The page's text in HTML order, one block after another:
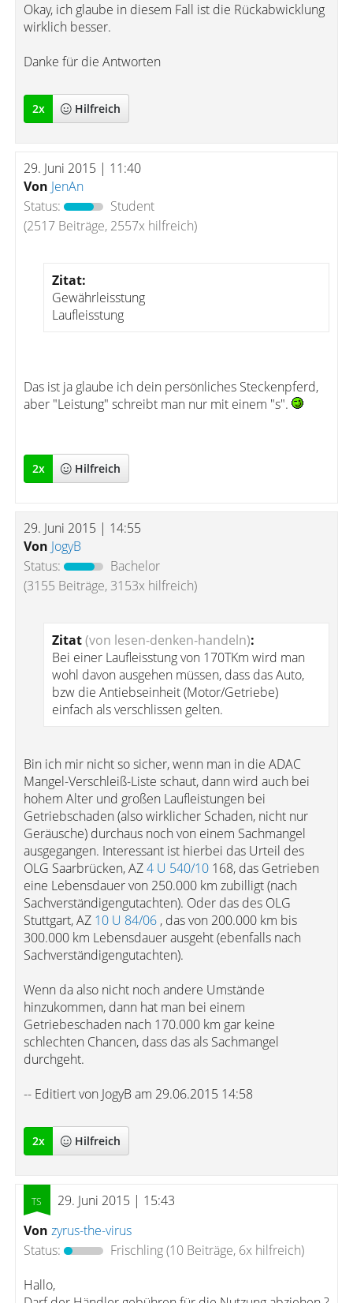
Okay, ich glaube in diesem Fall ist die Rückabwicklung
wirklich besser.
Danke für die Antworten
2x Hilfreich
29. Juni 2015 | 11:40
Von JenAn
Status:
Student
(2517 Beiträge, 2557x hilfreich)
Zitat:
Gewährleisstung
Laufleisstung
Das ist ja glaube ich dein persönliches Steckenpferd,
aber "Leistung" schreibt man nur mit einem "s".
2x Hilfreich
29. Juni 2015 | 14:55
Von JogyB
Status:
Bachelor
(3155 Beiträge, 3153x hilfreich)
Zitat(von lesen-denken-handeln):
Bei einer Laufleisstung von 170TKm wird man
wohl davon ausgehen müssen, dass das Auto,
bzw die Antiebseinheit (Motor/Getriebe)
einfach als verschlissen gelten.
Bin ich mir nicht so sicher, wenn man in die ADAC
Mangel-Verschleiß-Liste schaut, dann wird auch bei
hohem Alter und großen Laufleistungen bei
Getriebschaden (also wirklicher Schaden, nicht nur
Geräusche) durchaus noch von einem Sachmangel
ausgegangen. Interessant ist hierbei das Urteil des
OLG Saarbrücken, AZ4 U 540/10168, das Getrieben
eine Lebensdauer von 250.000 km zubilligt (nach
Sachverständigengutachten). Oder das des OLG
Stuttgart, AZ 10 U 84/06, das von 200.000 km bis
300.000 km Lebensdauer ausgeht (ebenfalls nach
Sachverständigengutachten).
Wenn da also nicht noch andere Umstände
hinzukommen, dann hat man bei einem
Getriebeschaden nach 170.000 km gar keine
schlechten Chancen, dass das als Sachmangel
durchgeht.
-- Editiert von JogyB am 29.06.2015 14:58
2x Hilfreich
29. Juni 2015 | 15:43
Von zyrus-the-virus
Status:
Frischling(10 Beiträge, 6x hilfreich)
Hallo,